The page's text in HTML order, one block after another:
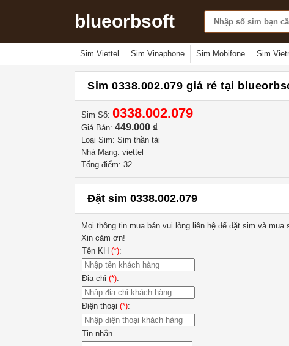
blueorbsoft
Sim Viettel Sim Vinaphone Sim Mobifone Sim
Sim 0338.002.079 giá rẻ tại
Sim Số: 0338.002.079
Giá Bán: 449.000 ₫
Loại Sim: Sim thần tài
Nhà Mạng: viettel
Tổng điểm: 32
Đặt sim 0338.002.079
Mọi thông tin mua bán vui lòng liên hệ để đặt sim và mua
Xin cảm ơn!
Tên KH (*):
Địa chỉ (*):
Điện thoại (*):
Tin nhắn